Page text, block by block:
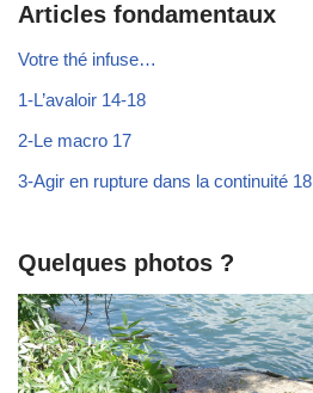
Articles fondamentaux
Votre thé infuse…
1-L’avaloir 14-18
2-Le macro 17
3-Agir en rupture dans la continuité 18
Quelques photos ?